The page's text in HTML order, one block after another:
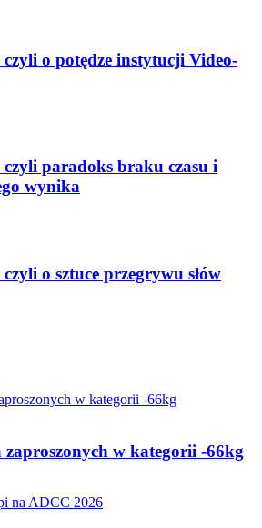
o potędze instytucji Video-
czyli paradoks braku czasu i
wynika
o sztuce przegrywu słów
w kategorii -66kg